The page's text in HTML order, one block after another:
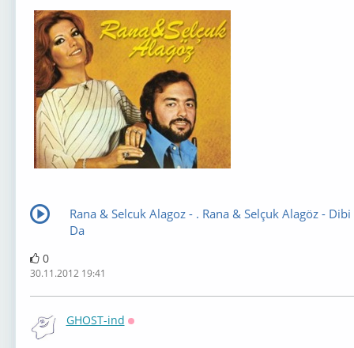
Rana & Selcuk Alagoz - . Rana & Selçuk Alagöz -
Da
0
30.11.2012 19:41
GHOST-ind